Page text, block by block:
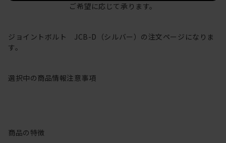
ご希望に応じて承ります。
ジョイントボルト JCB-D（シルバー）の注文ページになりま
す。
選択中の商品情報注意事項
商品の特徴